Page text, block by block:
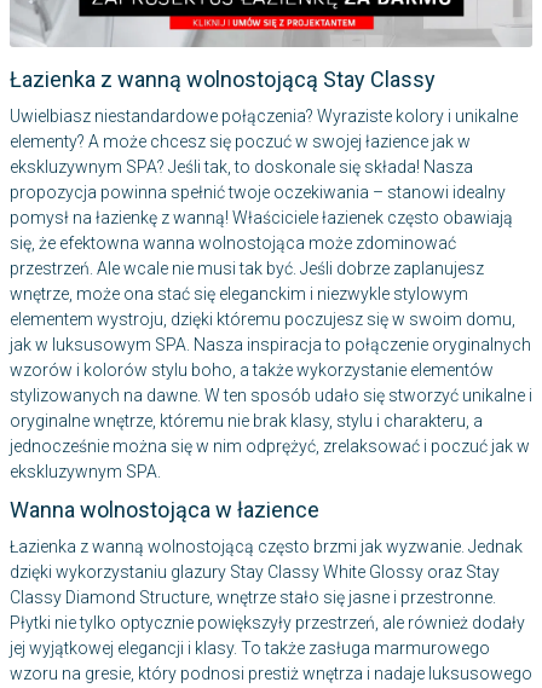
Łazienka z wanną wolnostojącą Stay Classy
Uwielbiasz niestandardowe połączenia? Wyraziste kolory i unikalne
elementy? A może chcesz się poczuć w swojej łazience jak w
ekskluzywnym SPA? Jeśli tak, to doskonale się składa! Nasza
propozycja powinna spełnić twoje oczekiwania – stanowi idealny
pomysł na łazienkę z wanną! Właściciele łazienek często obawiają
się, że efektowna wanna wolnostojąca może zdominować
przestrzeń. Ale wcale nie musi tak być. Jeśli dobrze zaplanujesz
wnętrze, może ona stać się eleganckim i niezwykle stylowym
elementem wystroju, dzięki któremu poczujesz się w swoim domu,
jak w luksusowym SPA. Nasza inspiracja to połączenie oryginalnych
wzorów i kolorów stylu boho, a także wykorzystanie elementów
stylizowanych na dawne. W ten sposób udało się stworzyć unikalne i
oryginalne wnętrze, któremu nie brak klasy, stylu i charakteru, a
jednocześnie można się w nim odprężyć, zrelaksować i poczuć jak w
ekskluzywnym SPA.
Wanna wolnostojąca w łazience
Łazienka z wanną wolnostojącą często brzmi jak wyzwanie. Jednak
dzięki wykorzystaniu glazury Stay Classy White Glossy oraz Stay
Classy Diamond Structure, wnętrze stało się jasne i przestronne.
Płytki nie tylko optycznie powiększyły przestrzeń, ale również dodały
jej wyjątkowej elegancji i klasy. To także zasługa marmurowego
wzoru na gresie, który podnosi prestiż wnętrza i nadaje luksusowego